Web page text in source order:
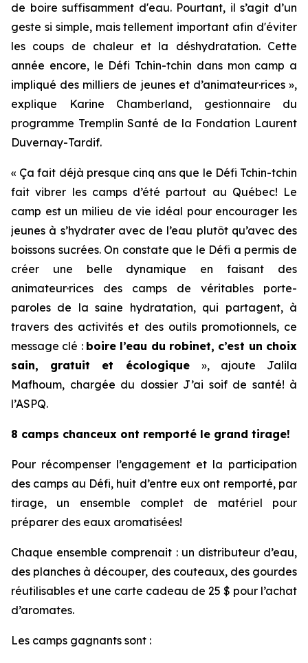
de boire suffisamment d'eau. Pourtant, il s’agit d’un
geste si simple, mais tellement important afin d'éviter
les coups de chaleur et la déshydratation. Cette
année encore, le Défi Tchin-tchin dans mon camp a
impliqué des milliers de jeunes et d’animateur·rices »,
explique Karine Chamberland, gestionnaire du
programme Tremplin Santé de la Fondation Laurent
Duvernay-Tardif.
« Ça fait déjà presque cinq ans que le Défi Tchin-tchin
fait vibrer les camps d’été partout au Québec! Le
camp est un milieu de vie idéal pour encourager les
jeunes à s’hydrater avec de l’eau plutôt qu’avec des
boissons sucrées. On constate que le Défi a permis de
créer une belle dynamique en faisant des
animateur·rices des camps de véritables porte-
paroles de la saine hydratation, qui partagent, à
travers des activités et des outils promotionnels, ce
message clé : boire l’eau du robinet, c’est un choix
sain, gratuit et écologique », ajoute Jalila
Mafhoum, chargée du dossier J’ai soif de santé! à
l’ASPQ.
8 camps chanceux ont remporté le grand tirage!
Pour récompenser l’engagement et la participation
des camps au Défi, huit d’entre eux ont remporté, par
tirage, un ensemble complet de matériel pour
préparer des eaux aromatisées!
Chaque ensemble comprenait : un distributeur d’eau,
des planches à découper, des couteaux, des gourdes
réutilisables et une carte cadeau de 25 $ pour l’achat
d’aromates.
Les camps gagnants sont :